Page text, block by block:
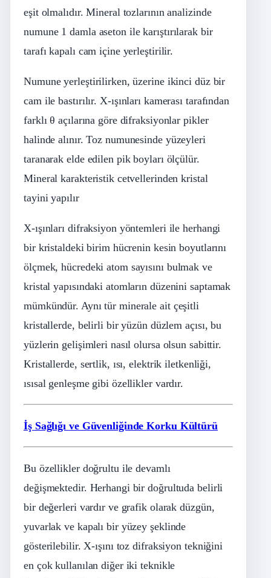
eşit olmalıdır. Mineral tozlarının analizinde
numune 1 damla aseton ile karıştırılarak bir
tarafı kapalı cam içine yerleştirilir.
Numune yerleştirilirken, üzerine ikinci düz bir
cam ile bastırılır. X-ışınları kamerası tarafından
farklı θ açılarına göre difraksiyonlar pikler
halinde alınır. Toz numunesinde yüzeyleri
taranarak elde edilen pik boyları ölçülür.
Mineral karakteristik cetvellerinden kristal
tayini yapılır
X-ışınları difraksiyon yöntemleri ile herhangi
bir kristaldeki birim hücrenin kesin boyutlarını
ölçmek, hücredeki atom sayısını bulmak ve
kristal yapısındaki atomların düzenini saptamak
mümkündür. Aynı tür minerale ait çeşitli
kristallerde, belirli bir yüzün düzlem açısı, bu
yüzlerin gelişimleri nasıl olursa olsun sabittir.
Kristallerde, sertlik, ısı, elektrik iletkenliği,
ısısal genleşme gibi özellikler vardır.
İş Sağlığı ve Güvenliğinde Korku Kültürü
Bu özellikler doğrultu ile devamlı
değişmektedir. Herhangi bir doğrultuda belirli
bir değerleri vardır ve grafik olarak düzgün,
yuvarlak ve kapalı bir yüzey şeklinde
gösterilebilir. X-ışını toz difraksiyon tekniğini
en çok kullanılan diğer iki teknikle